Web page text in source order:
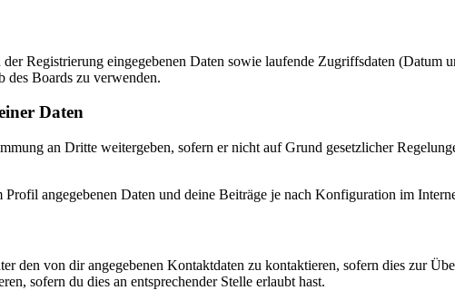
Registrierung eingegebenen Daten sowie laufende Zugriffsdaten
des Boards zu verwenden.
Daten
an Dritte weitergeben, sofern er nicht auf Grund gesetzlicher
angegebenen Daten und deine Beiträge je nach Konfiguration im
den von dir angegebenen Kontaktdaten zu kontaktieren, sofern dies zur
sofern du dies an entsprechender Stelle erlaubt hast.